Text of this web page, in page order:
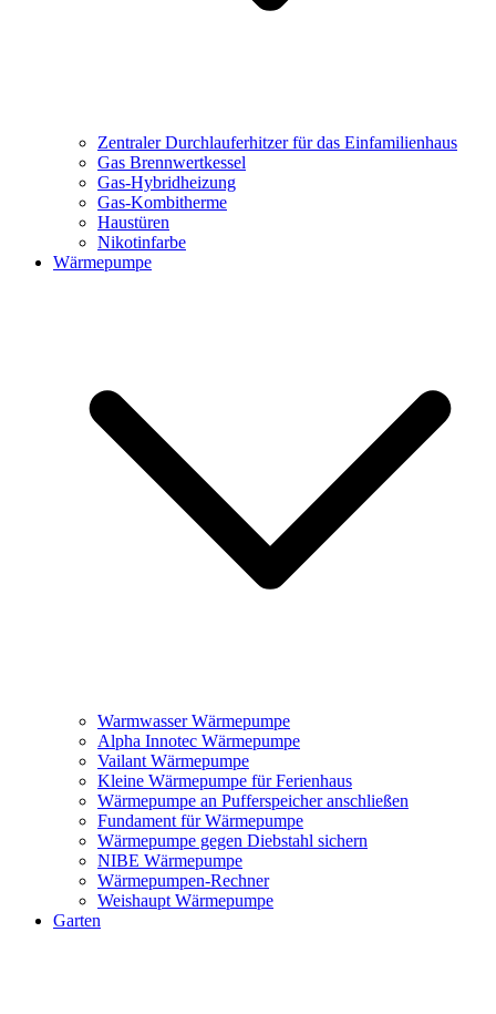
Zentraler Durchlauferhitzer für das Einfamilienhaus
Gas Brennwertkessel
Gas-Hybridheizung
Gas-Kombitherme
Haustüren
Nikotinfarbe
Wärmepumpe
Warmwasser Wärmepumpe
Alpha Innotec Wärmepumpe
Vailant Wärmepumpe
Kleine Wärmepumpe für Ferienhaus
Wärmepumpe an Pufferspeicher anschließen
Fundament für Wärmepumpe
Wärmepumpe gegen Diebstahl sichern
NIBE Wärmepumpe
Wärmepumpen-Rechner
Weishaupt Wärmepumpe
Garten